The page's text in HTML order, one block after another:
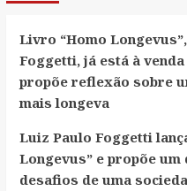
Livro “Homo
Foggetti, já está à venda
propõe reflexão sobre
mais longeva
Luiz Paulo Foggetti
Longevus” e propõe um
desafios de uma